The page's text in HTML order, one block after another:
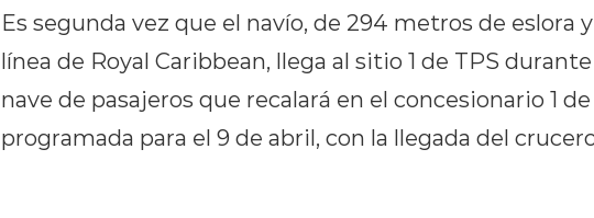
Es segunda vez que el navío, de 294 metros de eslora
línea de Royal Caribbean, llega al sitio 1 de TPS
nave de pasajeros que recalará en el concesionario 1
programada para el 9 de abril, con la llegada del